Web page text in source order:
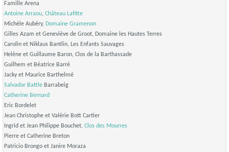
Famille Arena
Antoine Arraou, Château Lafitte
Michèle Aubéry, Domaine Gramenon
Gilles Azam et Geneviève de Groot, Domaine les Hautes Terres
Carolin et Niklaus Bantlin, Les Enfants Sauvages
Helène et Guillaume Baron, Clos de la Barthassade
Guilhem et Béatrice Barré
Jacky et Maurice Barthelmé
Salvador Battle Barrabeig
Catherine Bernard
Eric Bordelet
Jean Christophe et Valérie Bott Cartier
Ingrid et Jean Philippe Bouchet, Clos des Mourres
Pierre et Catherine Breton
Patricio Brongo et Janire Moraza